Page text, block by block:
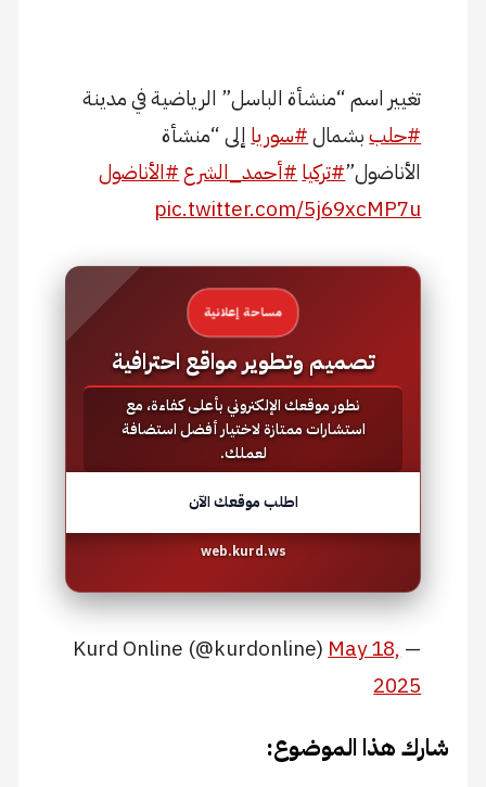
تغيير اسم “منشأة الباسل” الرياضية في مدينة
#حلببشمال#سوريا إلى “منشأة
الأناضول”#تركيا #أحمد_الشرع#الأناضول
pic.twitter.com/5j69xcMP7u
مساحة إعلانية
تصميم وتطوير مواقع احترافية
نطور موقعك الإلكتروني بأعلى كفاءة، مع
استشارات ممتازة لاختيار أفضل استضافة
لعملك.
اطلب موقعك الآن
web.kurd.ws
— Kurd Online (@kurdonline)
May 18,
2025
شارك هذا الموضوع: